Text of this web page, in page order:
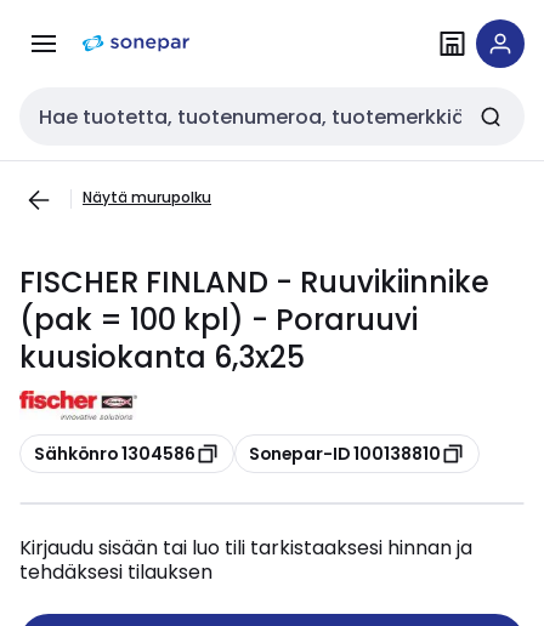
navigointiinsisältöön
Haku
Näytä murupolku
FISCHER FINLAND - Ruuvikiinnike
(pak = 100 kpl) - Poraruuvi
kuusiokanta 6,3x25
Kopioi
Sähkönro 1304586 Kopioi
Sonepar-ID 100138810
Kirjaudu sisään tai luo tili tarkistaaksesi hinnan ja
tehdäksesi tilauksen